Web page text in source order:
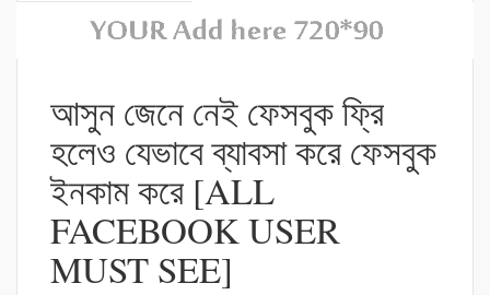
আসুন জেনে নেই ফেসবুক ফ্রি
হলেও যেভাবে ব্যাবসা করে ফেসবুক
ইনকাম করে [ALL
FACEBOOK USER
MUST SEE]